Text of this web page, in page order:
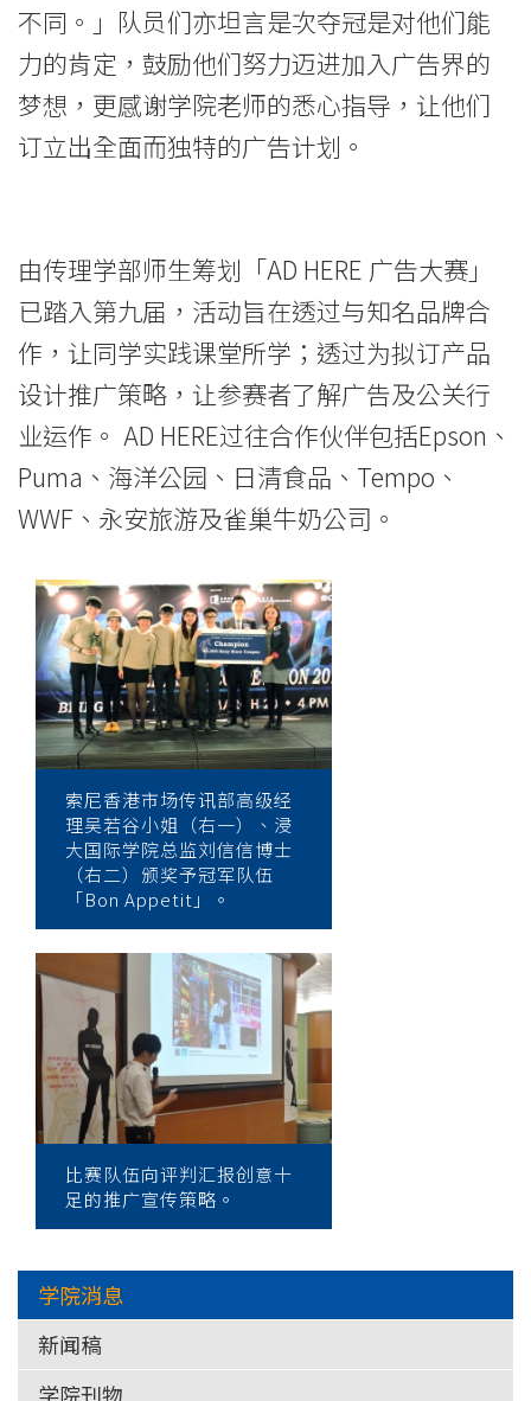
不同。」队员们亦坦言是次夺冠是对他们能
力的肯定，鼓励他们努力迈进加入广告界的
梦想，更感谢学院老师的悉心指导，让他们
订立出全面而独特的广告计划。
由传理学部师生筹划「AD HERE 广告大赛」
已踏入第九届，活动旨在透过与知名品牌合
作，让同学实践课堂所学；透过为拟订产品
设计推广策略，让参赛者了解广告及公关行
业运作。 AD HERE过往合作伙伴包括Epson、
Puma、海洋公园、日清食品、Tempo、
WWF、永安旅游及雀巢牛奶公司。
索尼香港市场传讯部高级经
理吴若谷小姐（右一）、浸
大国际学院总监刘信信博士
（右二）颁奖予冠军队伍
「Bon Appetit」。
比赛队伍向评判汇报创意十
足的推广宣传策略。
学院消息
新闻稿
学院刊物